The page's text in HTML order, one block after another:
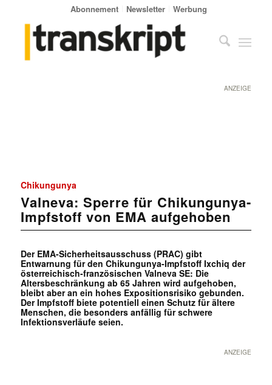
Abonnement Newsletter Werbung
ANZEIGE
Chikungunya
Valneva: Sperre für Chikungunya-
Impfstoff von EMA aufgehoben
Der EMA-Sicherheitsausschuss (PRAC) gibt
Entwarnung für den Chikungunya-Impfstoff Ixchiq der
österreichisch-französischen Valneva SE: Die
Altersbeschränkung ab 65 Jahren wird aufgehoben,
bleibt aber an ein hohes Expositionsrisiko gebunden.
Der Impfstoff biete potentiell einen Schutz für ältere
Menschen, die besonders anfällig für schwere
Infektionsverläufe seien.
ANZEIGE